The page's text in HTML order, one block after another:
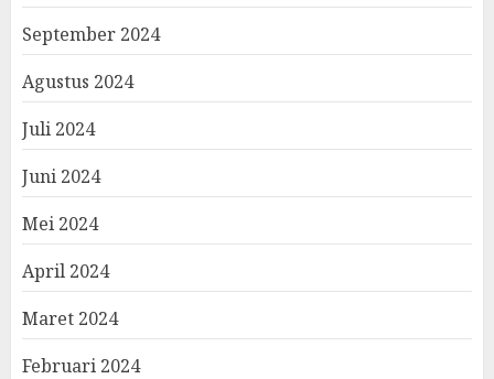
September 2024
Agustus 2024
Juli 2024
Juni 2024
Mei 2024
April 2024
Maret 2024
Februari 2024